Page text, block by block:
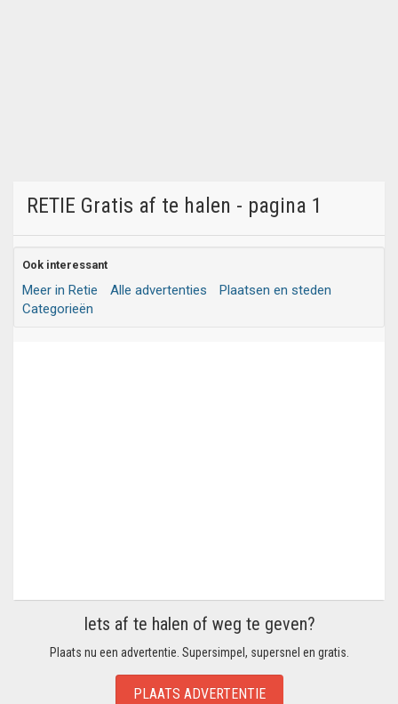
RETIE Gratis af te halen - pagina 1
Ook interessant
Meer in Retie Alle advertenties
Plaatsen en steden
Categorieën
Iets af te halen of weg te geven?
Plaats nu een advertentie. Supersimpel, supersnel en gratis.
PLAATS ADVERTENTIE